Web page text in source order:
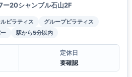
ー20シャンブル石山2F
ピラティス
グループピラティス
駅から5分以内
定休日
要確認